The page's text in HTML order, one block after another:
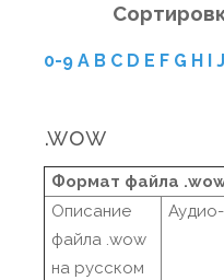
0-9 A B C D E F G H I J
.wow
Формат файла
Описание
файла .wow
на русском